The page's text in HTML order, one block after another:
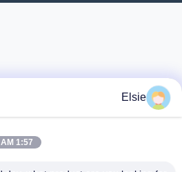
Elsie
1:57 AM